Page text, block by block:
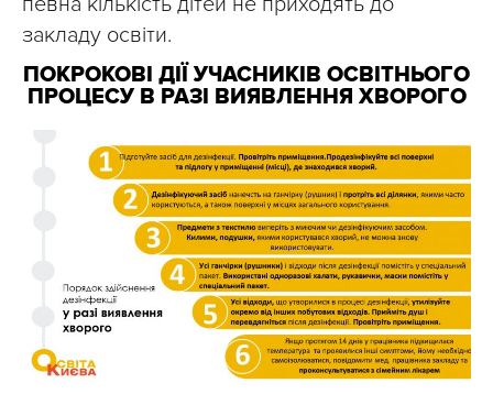
закладу освіти.
ПОКРОКОВІ ДІЇ УЧАСНИКІВ ОСВІТНЬОГО
ПРОЦЕСУ В РАЗІ ВИЯВЛЕННЯ ХВОРОГО